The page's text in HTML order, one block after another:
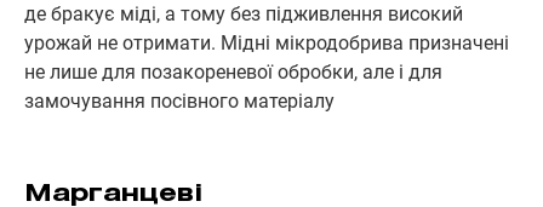
де бракує міді, а тому без підживлення високий
урожай не отримати. Мідні мікродобрива призначені
не лише для позакореневої обробки, але і для
замочування посівного матеріалу
Марганцеві